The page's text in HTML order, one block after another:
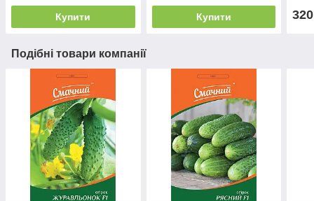
Купити Купити 320
Подібні товари компанії